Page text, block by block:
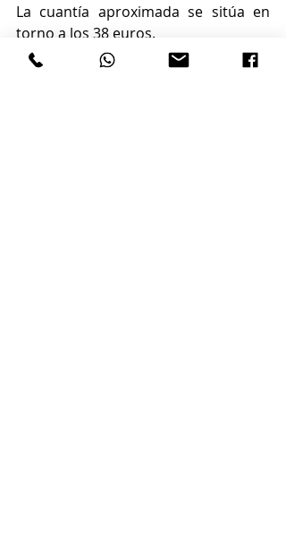
La cuantía aproximada se sitúa en
torno a los 38 euros.